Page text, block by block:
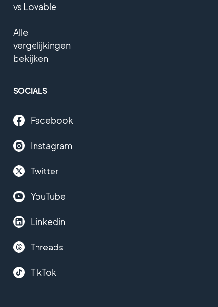
vs Lovable
Alle
vergelijkingen
bekijken
SOCIALS
Facebook
Instagram
Twitter
YouTube
Linkedin
Threads
TikTok